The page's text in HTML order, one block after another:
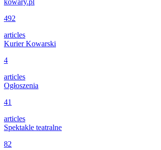
492
articles
Kurier Kowarski
4
articles
Ogłoszenia
41
articles
Spektakle teatralne
82